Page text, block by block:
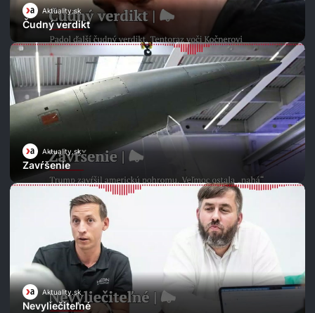
Aktuality.sk
Čudný verdikt
Aktuality.sk
Zavŕšenie
Aktuality.sk
Nevyliečiteľné